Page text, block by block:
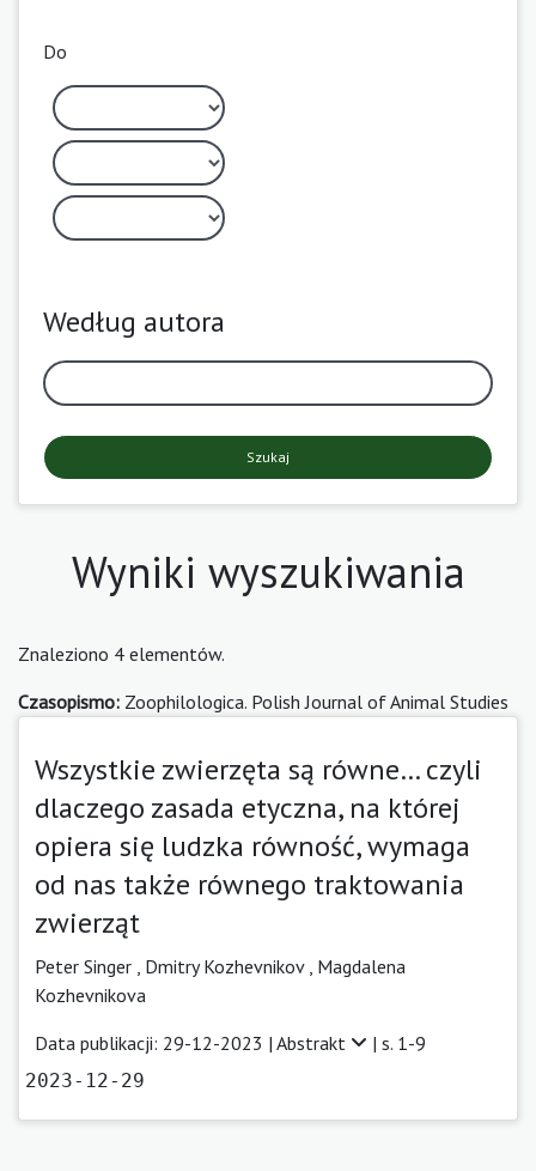
Do
Według autora
Szukaj
Wyniki wyszukiwania
Znaleziono 4 elementów.
Czasopismo: Zoophilologica. Polish Journal of Animal Studies
Wszystkie zwierzęta są równe… czyli
dlaczego zasada etyczna, na której
opiera się ludzka równość, wymaga
od nas także równego traktowania
zwierząt
Peter Singer Dmitry Kozhevnikov , Magdalena
Kozhevnikova
Data publikacji: 29-12-2023 | Abstrakt | s. 1-9
2023-12-29